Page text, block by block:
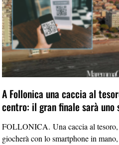
A Follonica una caccia al
centro: il gran finale sarà
FOLLONICA. Una caccia al tesoro,
giocherà con lo smartphone in